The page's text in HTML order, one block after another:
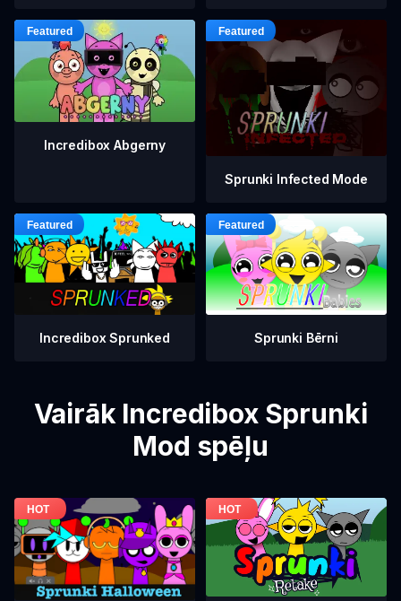
Incredibox Abgerny
Sprunki Infected Mode
Incredibox Sprunked Sprunki Bērni
Vairāk Incredibox Sprunki
Mod spēļu